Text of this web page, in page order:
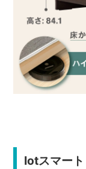
Iotスマー